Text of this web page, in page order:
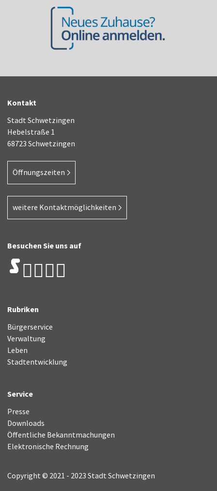
Kontakt
Stadt Schwetzingen
Hebelstraße 1
68723 Schwetzingen
Öffnungszeiten
weitere Kontaktmöglichkeiten
Besuchen Sie uns auf
Rubriken
Bürgerservice
Verwaltung
Leben
Stadtentwicklung
Service
Presse
Downloads
Öffentliche Bekanntmachungen
Elektronische Rechnung
Copyright © 2021 - 2023 Stadt Schwetzingen